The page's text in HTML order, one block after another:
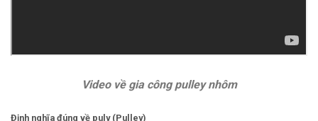
Video về gia công pulley nhôm
Định nghĩa đúng về puly (Pulley)